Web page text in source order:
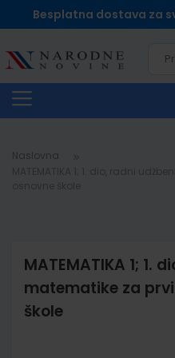
Besplatna dostava za
Naslovna
MATEMATIKA 1; 1.
matematike za
škole